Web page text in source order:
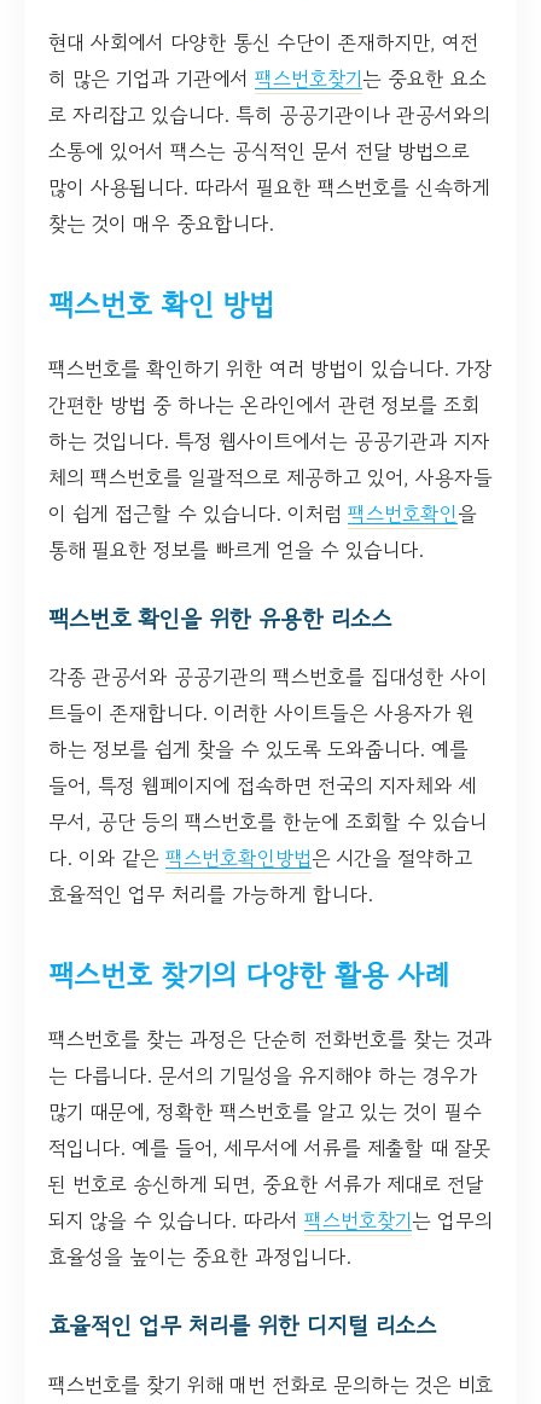
현대 사회에서 다양한 통신 수단이 존재하지만, 여전
히 많은 기업과 기관에서 팩스번호찾기는 중요한 요소
로 자리잡고 있습니다. 특히 공공기관이나 관공서와의
소통에 있어서 팩스는 공식적인 문서 전달 방법으로
많이 사용됩니다. 따라서 필요한 팩스번호를 신속하게
찾는 것이 매우 중요합니다.
팩스번호 확인 방법
팩스번호를 확인하기 위한 여러 방법이 있습니다. 가장
간편한 방법 중 하나는 온라인에서 관련 정보를 조회
하는 것입니다. 특정 웹사이트에서는 공공기관과 지자
체의 팩스번호를 일괄적으로 제공하고 있어, 사용자들
이 쉽게 접근할 수 있습니다. 이처럼 팩스번호확인을
통해 필요한 정보를 빠르게 얻을 수 있습니다.
팩스번호 확인을 위한 유용한 리소스
각종 관공서와 공공기관의 팩스번호를 집대성한 사이
트들이 존재합니다. 이러한 사이트들은 사용자가 원
하는 정보를 쉽게 찾을 수 있도록 도와줍니다. 예를
들어, 특정 웹페이지에 접속하면 전국의 지자체와 세
무서, 공단 등의 팩스번호를 한눈에 조회할 수 있습니
다. 이와 같은 팩스번호확인방법은 시간을 절약하고
효율적인 업무 처리를 가능하게 합니다.
팩스번호 찾기의 다양한 활용 사례
팩스번호를 찾는 과정은 단순히 전화번호를 찾는 것과
는 다릅니다. 문서의 기밀성을 유지해야 하는 경우가
많기 때문에, 정확한 팩스번호를 알고 있는 것이 필수
적입니다. 예를 들어, 세무서에 서류를 제출할 때 잘못
된 번호로 송신하게 되면, 중요한 서류가 제대로 전달
되지 않을 수 있습니다. 따라서 팩스번호찾기는 업무의
효율성을 높이는 중요한 과정입니다.
효율적인 업무 처리를 위한 디지털 리소스
팩스번호를 찾기 위해 매번 전화로 문의하는 것은 비효